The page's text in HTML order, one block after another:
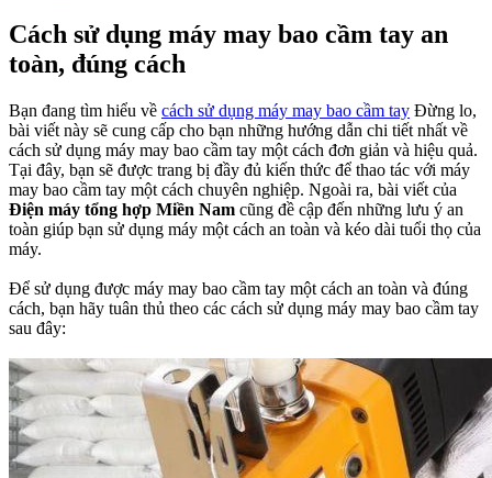
Cách sử dụng máy may bao cầm tay an
toàn, đúng cách​
Bạn đang tìm hiểu về cách sử dụng máy may bao cầm tay Đừng lo,
bài viết này sẽ cung cấp cho bạn những hướng dẫn chi tiết nhất về
cách sử dụng máy may bao cầm tay một cách đơn giản và hiệu quả.
Tại đây, bạn sẽ được trang bị đầy đủ kiến thức để thao tác với máy
may bao cầm tay một cách chuyên nghiệp. Ngoài ra, bài viết của
Điện máy tổng hợp Miền Nam cũng đề cập đến những lưu ý an
toàn giúp bạn sử dụng máy một cách an toàn và kéo dài tuổi thọ của
máy.
Để sử dụng được máy may bao cầm tay một cách an toàn và đúng
cách, bạn hãy tuân thủ theo các cách sử dụng máy may bao cầm tay
sau đây: